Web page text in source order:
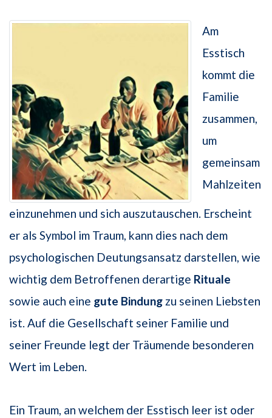
Am
Esstisch
kommt die
Familie
zusammen,
um
gemeinsam
Mahlzeiten
einzunehmen und sich auszutauschen. Erscheint
er als Symbol im Traum, kann dies nach dem
psychologischen Deutungsansatz darstellen, wie
wichtig dem Betroffenen derartige Rituale
sowie auch eine gute Bindung zu seinen Liebsten
ist. Auf die Gesellschaft seiner Familie und
seiner Freunde legt der Träumende besonderen
Wert im Leben.
Ein Traum, an welchem der Esstisch leer ist oder